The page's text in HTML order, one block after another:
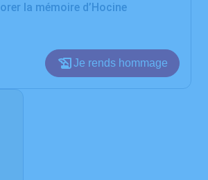
la mémoire d’Hocine
Je rends hommage